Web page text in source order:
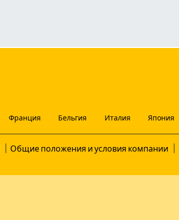
Франция Бельгия Италия Япония
Общие положения и условия компании